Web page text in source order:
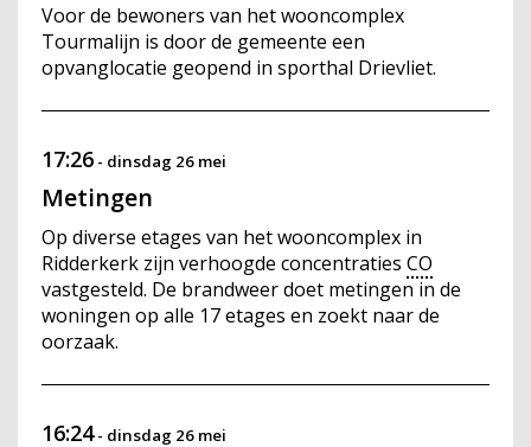
Voor de bewoners van het wooncomplex
Tourmalijn is door de gemeente een
opvanglocatie geopend in sporthal Drievliet.
Metingen
17:26 - dinsdag 26 mei
Op diverse etages van het wooncomplex in
Ridderkerk zijn verhoogde concentraties CO
vastgesteld. De brandweer doet metingen in de
woningen op alle 17 etages en zoekt naar de
oorzaak.
16:24- dinsdag 26 mei